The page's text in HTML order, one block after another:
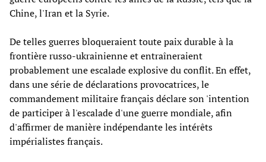
Chine, l'Iran et la Syrie.
De telles guerres bloqueraient toute paix durable à la
frontière russo-ukrainienne et entraîneraient
probablement une escalade explosive du conflit. En effet,
dans une série de déclarations provocatrices, le
commandement militaire français déclare son 'intention
de participer à l'escalade d'une guerre mondiale, afin
d'affirmer de manière indépendante les intérêts
impérialistes français.